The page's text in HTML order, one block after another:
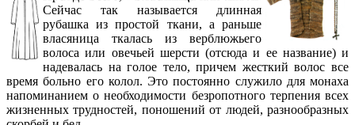
Сейчас так называется длинная
рубашка из простой ткани, а раньше
власяница ткалась из верблюжьего
волоса или овечьей шерсти (отсюда и ее название) и
надевалась на голое тело, причем жесткий волос все
время больно его колол. Это постоянно служило для монаха
напоминанием о необходимости безропотного терпения всех
жизненных трудностей, поношений от людей, разнообразных